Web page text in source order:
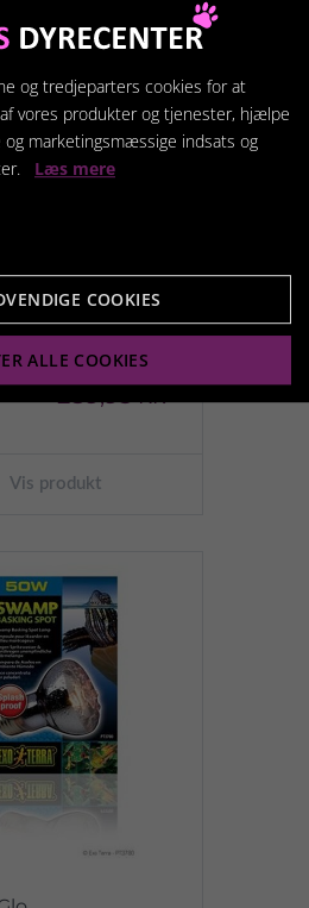
wire light small
289,95 kr.
Vis produkt
og tredjeparters cookies for at
vores produkter og tjenester, hjælpe
marketingsmæssige indsats og
Læs mere
COOKIES
ALLE COOKIES